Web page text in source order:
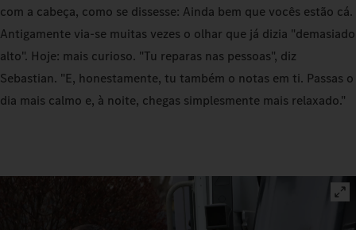
com a cabeça, como se dissesse: Ainda bem que vocês estão cá.
Antigamente via‑se muitas vezes o olhar que já dizia "demasiado
alto". Hoje: mais curioso. "Tu reparas nas pessoas", diz
Sebastian. "E, honestamente, tu também o notas em ti. Passas o
dia mais calmo e, à noite, chegas simplesmente mais relaxado."